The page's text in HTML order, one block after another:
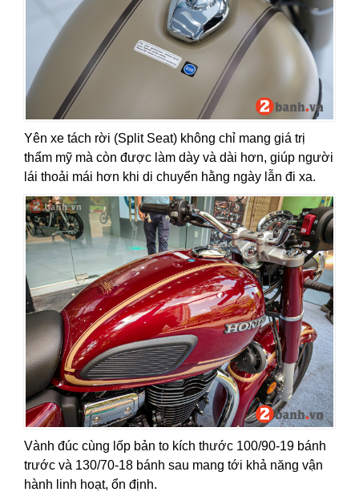
Yên xe tách rời (Split Seat) không chỉ mang giá trị
thẩm mỹ mà còn được làm dày và dài hơn, giúp người
lái thoải mái hơn khi di chuyển hằng ngày lẫn đi xa.
Vành đúc cùng lốp bản to kích thước 100/90-19 bánh
trước và 130/70-18 bánh sau mang tới khả năng vận
hành linh hoạt, ổn định.